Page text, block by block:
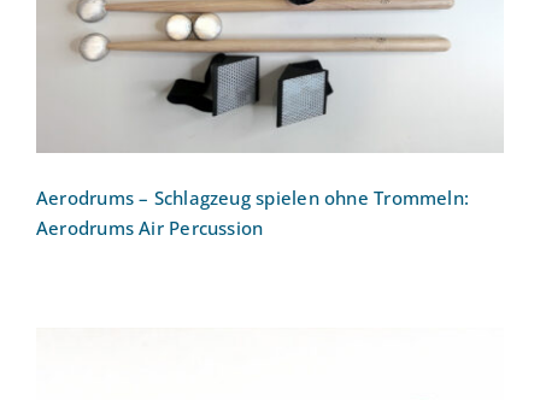
Aerodrums – Schlagzeug spielen ohne Trommeln:
Aerodrums Air Percussion